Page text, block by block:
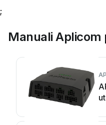
;
Manuali Aplicom